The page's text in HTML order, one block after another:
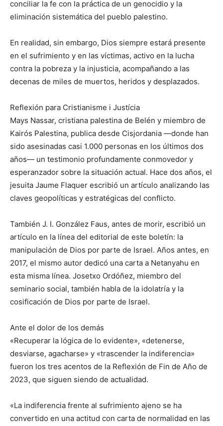
conciliar la fe con la práctica de un genocidio y la
eliminación sistemática del pueblo palestino.
En realidad, sin embargo, Dios siempre estará presente
en el sufrimiento y en las víctimas, activo en la lucha
contra la pobreza y la injusticia, acompañando a las
decenas de miles de muertos, heridos y desplazados.
Reflexión para Cristianisme i Justícia
Mays Nassar, cristiana palestina de Belén y miembro de
Kairós Palestina, publica desde Cisjordania —donde han
sido asesinadas casi 1.000 personas en los últimos dos
años— un testimonio profundamente conmovedor y
esperanzador sobre la situación actual. Hace dos años, el
jesuita Jaume Flaquer escribió un artículo analizando las
claves geopolíticas y estratégicas del conflicto.
También J. I. González Faus, antes de morir, escribió un
artículo en la línea del editorial de este boletín: la
manipulación de Dios por parte de Israel. Años antes, en
2017, el mismo autor dedicó una carta a Netanyahu en
esta misma línea. Josetxo Ordóñez, miembro del
seminario social, también habla de la idolatría y la
cosificación de Dios por parte de Israel.
Ante el dolor de los demás
«Recuperar la lógica de lo evidente», «detenerse,
desviarse, agacharse» y «trascender la indiferencia»
fueron los tres acentos de la Reflexión de Fin de Año de
2023, que siguen siendo de actualidad.
«La indiferencia frente al sufrimiento ajeno se ha
convertido en una actitud con carta de normalidad en las